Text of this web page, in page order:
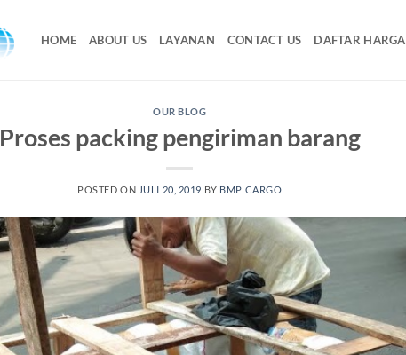
HOME ABOUT US LAYANAN CONTACT US DAFTAR HARGA
OUR BLOG
Proses packing pengiriman barang
POSTED ON JULI 20, 2019 BY BMP CARGO